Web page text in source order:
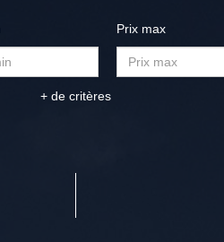
Prix max
+ de critères